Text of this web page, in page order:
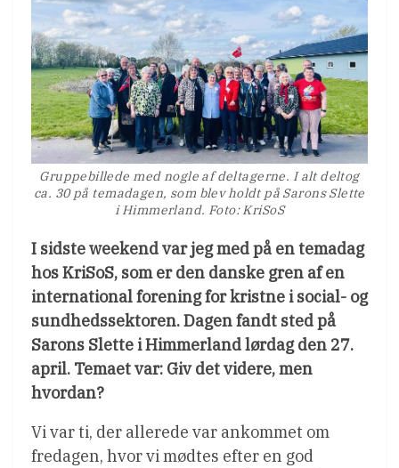
Gruppebillede med nogle af deltagerne. I alt deltog
ca. 30 på temadagen, som blev holdt på Sarons Slette
i Himmerland. Foto: KriSoS
I sidste weekend var jeg med på en temadag
hos KriSoS, som er den danske gren af en
international forening for kristne i social- og
sundhedssektoren. Dagen fandt sted på
Sarons Slette i Himmerland lørdag den 27.
april. Temaet var: Giv det videre, men
hvordan?
Vi var ti, der allerede var ankommet om
fredagen, hvor vi mødtes efter en god